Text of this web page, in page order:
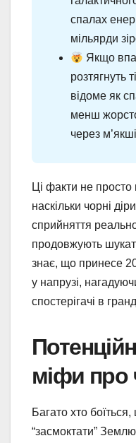
спалах
мільярди
Якщо
розтягнуть
відоме як
менш
через
Ці факти не просто
наскільки чорні
сприйняття
продовжують
знає, що принесе
у напрузі,
спостерігачі в
міфи про
Багато хто
“засмоктати”